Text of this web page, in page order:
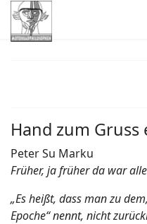
Hand zum Gruss
Peter Su Marku
Früher, ja früher da war
„Es heißt, dass man zu
Epoche“ nennt, nicht